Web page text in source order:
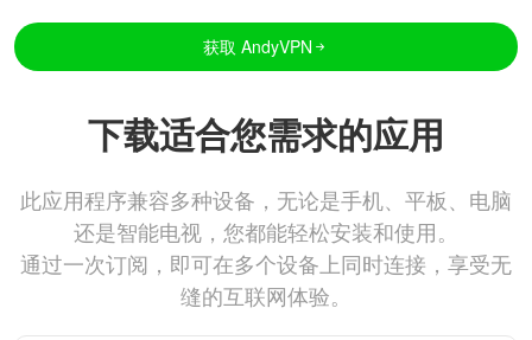
获取 AndyVPN
下载适合您需求的应用
此应用程序兼容多种设备，无论是手机、平板、电脑
还是智能电视，您都能轻松安装和使用。
通过一次订阅，即可在多个设备上同时连接，享受无
缝的互联网体验。